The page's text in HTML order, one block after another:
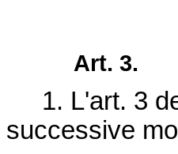
Art. 3.
1. L'art. 3
successive